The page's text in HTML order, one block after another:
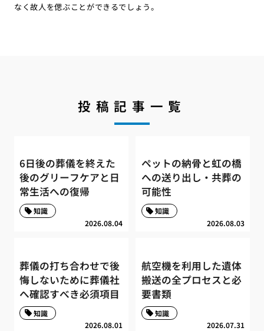
なく故人を偲ぶことができるでしょう。
投稿記事一覧
6日後の葬儀を終えた
後のグリーフケアと日
常生活への復帰
2026.08.04
知識
ペットの納骨と虹の橋
への送り出し・共葬の
可能性
2026.08.03
知識
葬儀の打ち合わせで後
悔しないために葬儀社
へ確認すべき必須項目
2026.08.01
知識
航空機を利用した遺体
搬送の全プロセスと必
要書類
2026.07.31
知識